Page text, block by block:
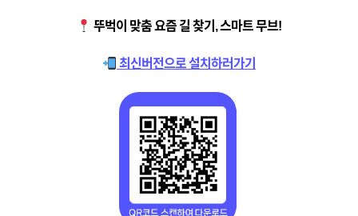
뚜벅이 맞춤 요즘 길 찾기, 스마트 무브!
최신버전으로 설치하러가기